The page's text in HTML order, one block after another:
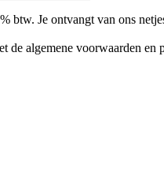
btw. Je ontvangt van ons
de algemene voorwaarden en